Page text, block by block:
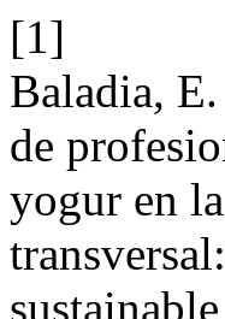
[1]
Baladia,
de
yogur en